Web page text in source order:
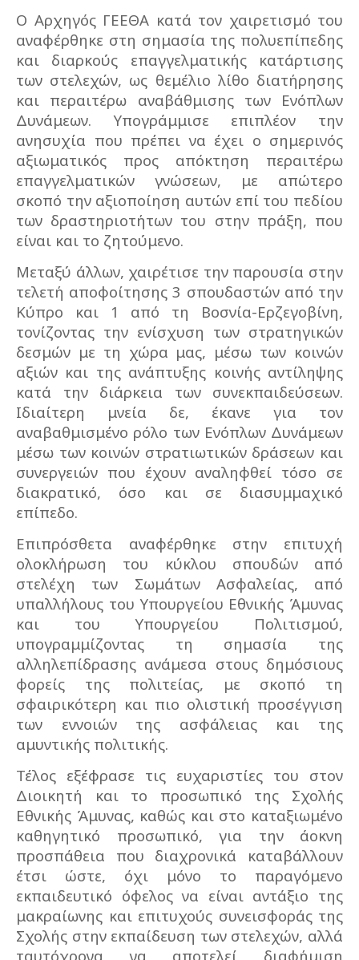
Ο Αρχηγός ΓΕΕΘΑ κατά τον χαιρετισμό του
αναφέρθηκε στη σημασία της πολυεπίπεδης
και διαρκούς επαγγελματικής κατάρτισης
των στελεχών, ως θεμέλιο λίθο διατήρησης
και περαιτέρω αναβάθμισης των Ενόπλων
Δυνάμεων. Υπογράμμισε επιπλέον την
ανησυχία που πρέπει να έχει ο σημερινός
αξιωματικός προς απόκτηση περαιτέρω
επαγγελματικών γνώσεων, με απώτερο
σκοπό την αξιοποίηση αυτών επί του πεδίου
των δραστηριοτήτων του στην πράξη, που
είναι και το ζητούμενο.
Μεταξύ άλλων, χαιρέτισε την παρουσία στην
τελετή αποφοίτησης 3 σπουδαστών από την
Κύπρο και 1 από τη Βοσνία-Ερζεγοβίνη,
τονίζοντας την ενίσχυση των στρατηγικών
δεσμών με τη χώρα μας, μέσω των κοινών
αξιών και της ανάπτυξης κοινής αντίληψης
κατά την διάρκεια των συνεκπαιδεύσεων.
Ιδιαίτερη μνεία δε, έκανε για τον
αναβαθμισμένο ρόλο των Ενόπλων Δυνάμεων
μέσω των κοινών στρατιωτικών δράσεων και
συνεργειών που έχουν αναληφθεί τόσο σε
διακρατικό, όσο και σε διασυμμαχικό
επίπεδο.
Επιπρόσθετα αναφέρθηκε στην επιτυχή
ολοκλήρωση του κύκλου σπουδών από
στελέχη των Σωμάτων Ασφαλείας, από
υπαλλήλους του Υπουργείου Εθνικής Άμυνας
και του Υπουργείου Πολιτισμού,
υπογραμμίζοντας τη σημασία της
αλληλεπίδρασης ανάμεσα στους δημόσιους
φορείς της πολιτείας, με σκοπό τη
σφαιρικότερη και πιο ολιστική προσέγγιση
των εννοιών της ασφάλειας και της
αμυντικής πολιτικής.
Τέλος εξέφρασε τις ευχαριστίες του στον
Διοικητή και το προσωπικό της Σχολής
Εθνικής Άμυνας, καθώς και στο καταξιωμένο
καθηγητικό προσωπικό, για την άοκνη
προσπάθεια που διαχρονικά καταβάλλουν
έτσι ώστε, όχι μόνο το παραγόμενο
εκπαιδευτικό όφελος να είναι αντάξιο της
μακραίωνης και επιτυχούς συνεισφοράς της
Σχολής στην εκπαίδευση των στελεχών, αλλά
ταυτόχρονα να αποτελεί διαφήμιση